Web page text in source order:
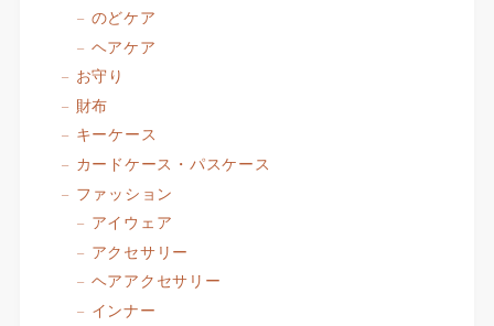
のどケア
ヘアケア
お守り
財布
キーケース
カードケース・パスケース
ファッション
アイウェア
アクセサリー
ヘアアクセサリー
インナー